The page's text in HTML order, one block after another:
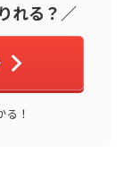
れる？／
！